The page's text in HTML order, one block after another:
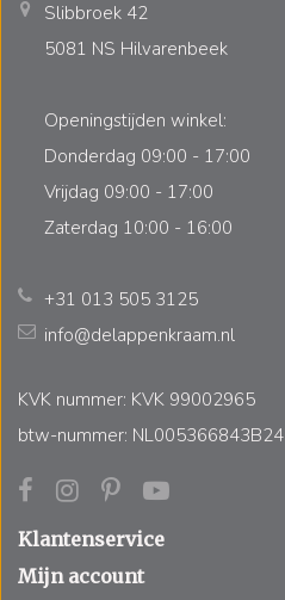
Slibbroek 42
5081 NS Hilvarenbeek
Openingstijden winkel:
Donderdag 09:00 - 17:00
Vrijdag 09:00 - 17:00
Zaterdag 10:00 - 16:00
+31 013 505 3125
info@delappenkraam.nl
KVK nummer: KVK 99002965
btw-nummer: NL005366843B24
Klantenservice
Mijn account